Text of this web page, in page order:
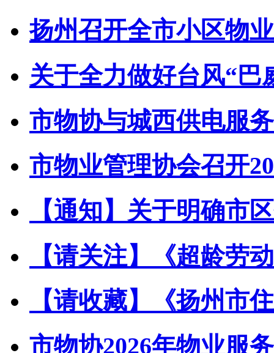
扬州召开全市小区物
关于全力做好台风“巴
市物协与城西供电服
市物业管理协会召开
【通知】关于明确市
【请关注】《超龄劳
【请收藏】《扬州市
市物协2026年物业服